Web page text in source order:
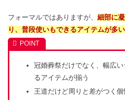
フォーマルではありますが、 細部に
り、普段使いもできるアイテムが多い
冠婚葬祭だけでなく、幅広
るアイテムが揃う
王道だけど周りと差がつく